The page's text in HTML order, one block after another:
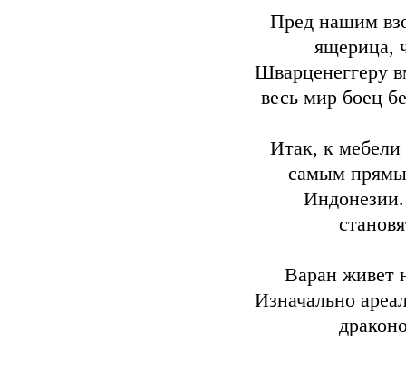
Пред нашим
ящерица,
Шварценеггеру
весь мир боец
Итак, к мебели
самым
Индонезии.
Варан живет
Изначально